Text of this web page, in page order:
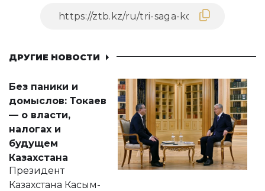
ДРУГИЕ НОВОСТИ
Без паники и
домыслов: Токаев
— о власти,
налогах и
будущем
Казахстана
Президент
Казахстана Касым-